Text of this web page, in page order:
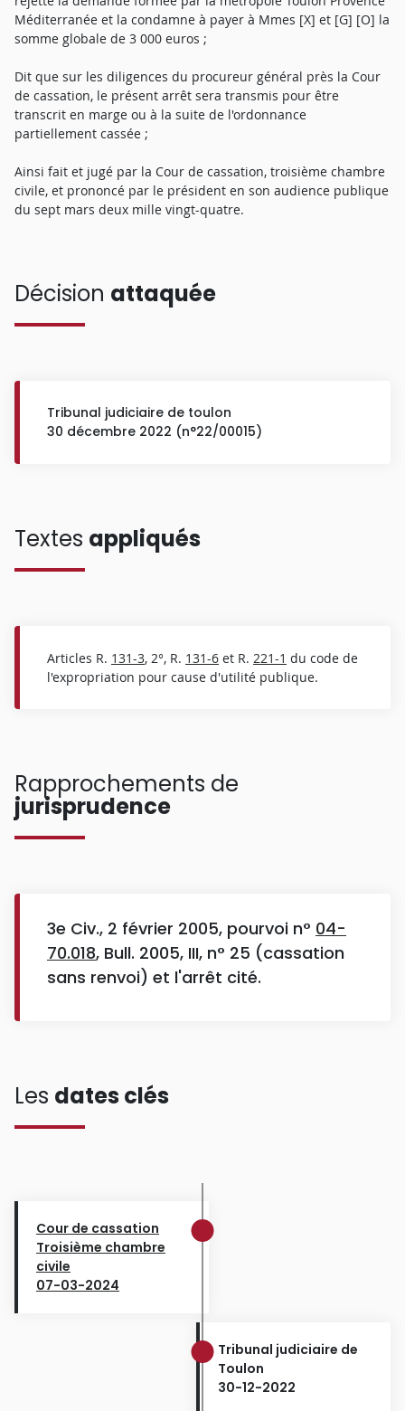
Méditerranée et la condamne à payer à Mmes [X] et [G] [O] la
somme globale de 3 000 euros ;
Dit que sur les diligences du procureur général près la Cour
de cassation, le présent arrêt sera transmis pour être
transcrit en marge ou à la suite de l'ordonnance
partiellement cassée ;
Ainsi fait et jugé par la Cour de cassation, troisième chambre
civile, et prononcé par le président en son audience publique
du sept mars deux mille vingt-quatre.
Décision attaquée
Tribunal judiciaire de toulon
30 décembre 2022 (n°22/00015)
Textes appliqués
Articles R. 131-3, 2°, R. 131-6 et R. 221-1 du code de
l'expropriation pour cause d'utilité publique.
Rapprochements de
jurisprudence
3e Civ., 2 février 2005, pourvoi n° 04-
70.018, Bull. 2005, III, n° 25 (cassation
sans renvoi) et l'arrêt cité.
Les dates clés
Cour de cassation
Troisième chambre
civile
07-03-2024
Tribunal judiciaire de
Toulon
30-12-2022